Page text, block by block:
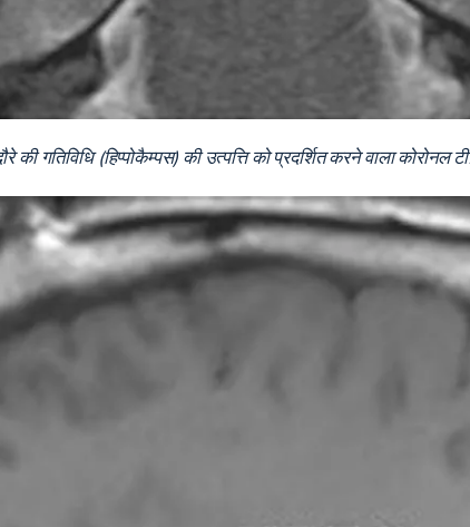
की गतिविधि (हिप्पोकैम्पस) की उत्पत्ति को प्रदर्शित करने वाला